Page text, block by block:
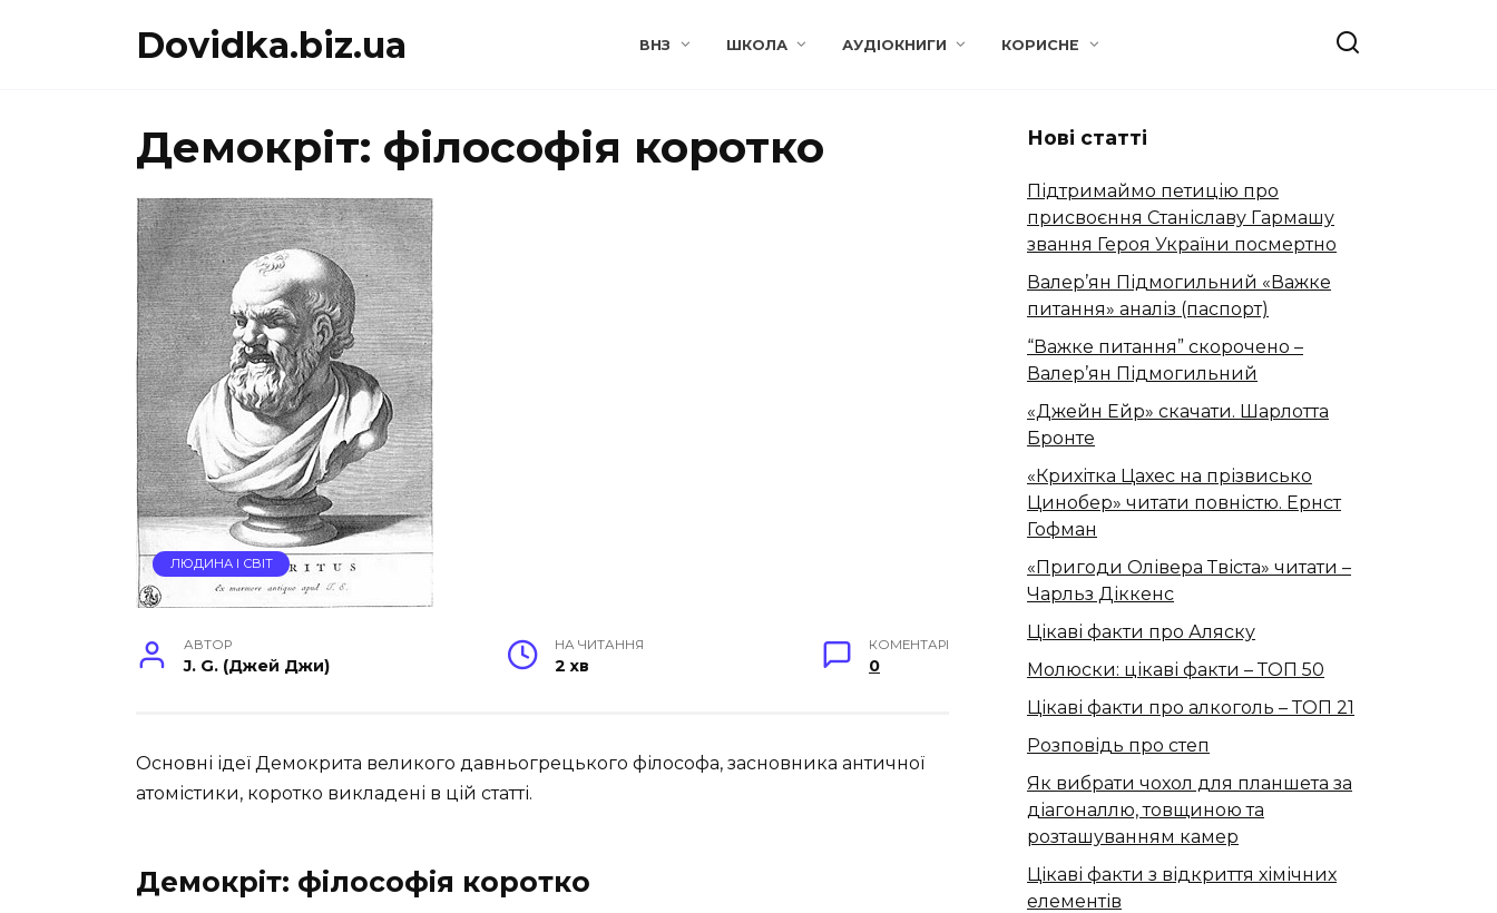
Dovidka.biz.ua ВНЗ ШКОЛА АУДІОКНИГИ КОРИСНЕ
Демокріт: філософія коротко
ЛЮДИНА І СВІТ
АВТОР
J. G. (Джей Джи)
НА ЧИТАННЯ
2 хв
КОМЕНТАРІ
0
Основні ідеї Демокрита великого давньогрецького філософа, засновника античної
атомістики, коротко викладені в цій статті.
Демокріт: філософія коротко
Нові статті
Підтримаймо петицію про
присвоєння Станіславу Гармашу
звання Героя України посмертно
Валер’ян Підмогильний «Важке
питання» аналіз (паспорт)
“Важке питання” скорочено –
Валер’ян Підмогильний
«Джейн Ейр» скачати. Шарлотта
Бронте
«Крихітка Цахес на прізвисько
Цинобер» читати повністю. Ернст
Гофман
«Пригоди Олівера Твіста» читати –
Чарльз Діккенс
Цікаві факти про Аляску
Молюски: цікаві факти – ТОП 50
Цікаві факти про алкоголь – ТОП 21
Розповідь про степ
Як вибрати чохол для планшета за
діагоналлю, товщиною та
розташуванням камер
Цікаві факти з відкриття хімічних
елементів